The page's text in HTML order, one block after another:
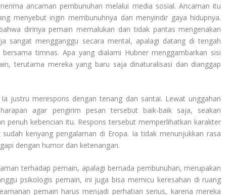
ancaman pembunuhan melalui media sosial. Ancaman itu
menyebut ingin membunuhnya dan menyindir gaya hidupnya.
dirinya pemain memalukan dan tidak pantas mengenakan
sangat mengganggu secara mental, apalagi datang di tengah
timnas. Apa yang dialami Hubner menggambarkan sisi
terutama mereka yang baru saja dinaturalisasi dan dianggap
justru merespons dengan tenang dan santai. Lewat unggahan
agar pengirim pesan tersebut baik-baik saja, seakan
penuh kebencian itu. Respons tersebut memperlihatkan karakter
kenyang pengalaman di Eropa. Ia tidak menunjukkan rasa
dengan humor dan ketenangan.
terhadap pemain, apalagi bernada pembunuhan, merupakan
psikologis pemain, ini juga bisa memicu keresahan di ruang
pemain harus menjadi perhatian serius, karena mereka